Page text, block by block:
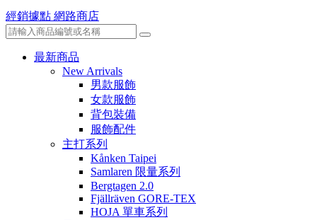
經銷據點 網路商店
最新商品
New Arrivals
男款服飾
女款服飾
背包裝備
服飾配件
主打系列
Kånken Taipei
Samlaren 限量系列
Bergtagen 2.0
Fjällräven GORE-TEX
HOJA 單車系列